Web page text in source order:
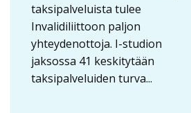
taksipalveluista tulee
Invalidiliittoon paljon
yhteydenottoja. I-studion
jaksossa 41 keskitytään
taksipalveluiden turva...